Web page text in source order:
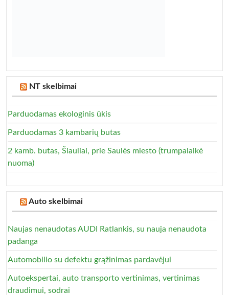
NT skelbimai
Parduodamas ekologinis ūkis
Parduodamas 3 kambarių butas
2 kamb. butas, Šiauliai, prie Saulės miesto (trumpalaikė
nuoma)
Auto skelbimai
Naujas nenaudotas AUDI Ratlankis, su nauja nenaudota
padanga
Automobilio su defektu grąžinimas pardavėjui
Autoekspertai, auto transporto vertinimas, vertinimas
draudimui, sodrai